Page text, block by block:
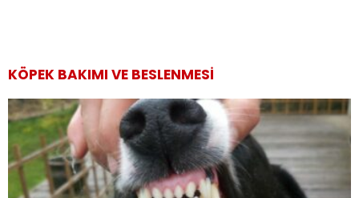
KÖPEK BAKIMI VE BESLENMESI